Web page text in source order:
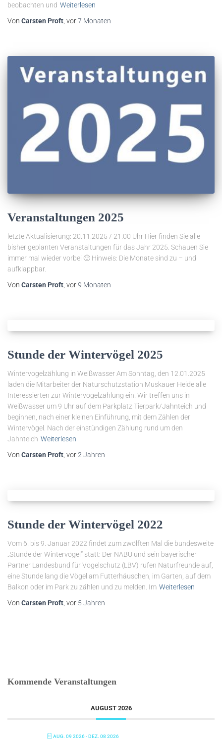
beobachten und Weiterlesen
Von Carsten Proft , vor7 Monaten
Veranstaltungen 2025
letzte Aktualisierung: 20.11.2025 / 21.00 Uhr Hier finden Sie alle
bisher geplanten Veranstaltungen für das Jahr 2025. Schauen Sie
immer mal wieder vorbei 🙂 Hinweis: Die Monate sind zu – und
aufklappbar.
Von Carsten Proft, vor9 Monaten
Stunde der Wintervögel 2025
Wintervogelzählung in Weißwasser Am Sonntag, den 12.01.2025
laden die Mitarbeiter der Naturschutzstation Muskauer Heide alle
Interessierten zur Wintervogelzählung ein. Wir treffen uns in
Weißwasser um 9 Uhr auf dem Parkplatz Tierpark/Jahnteich und
beginnen, nach einer kleinen Einführung, mit dem Zählen der
Wintervögel. Nach der einstündigen Zählung rund um den
Jahnteich Weiterlesen
Von Carsten Proft, vor2 Jahren
Stunde der Wintervögel 2022
Vom 6. bis 9. Januar 2022 findet zum zwölften Mal die bundesweite
„Stunde der Wintervögel“ statt: Der NABU und sein bayerischer
Partner Landesbund für Vogelschutz (LBV) rufen Naturfreunde auf,
eine Stunde lang die Vögel am Futterhäuschen, im Garten, auf dem
Balkon oder im Park zu zählen und zu melden. Im Weiterlesen
Von Carsten Proft, vor 5 Jahren
Kommende Veranstaltungen
AUGUST 2026
AUG. 09 2026- DEZ. 08 2026